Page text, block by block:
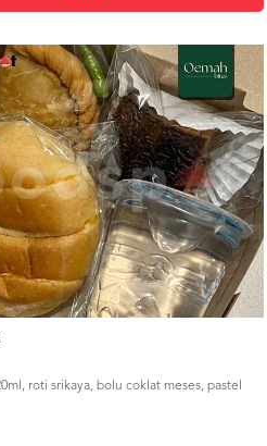
roti srikaya, bolu coklat meses, pastel